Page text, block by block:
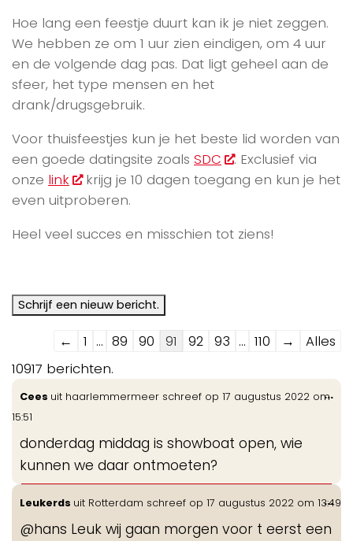
Hoe lang een feestje duurt kan ik je niet zeggen.
We hebben ze om 1 uur zien eindigen, om 4 uur
en de volgende dag pas. Dat ligt geheel aan de
sfeer, het type mensen en het
drank/drugsgebruik.
Voor thuisfeestjes kun je het beste lid worden van
een goede datingsite zoals SDC
. Exclusief via
onze link
krijg je 10 dagen toegang en kun je het
even uitproberen.
Heel veel succes en misschien tot ziens!
Navigatie
door
de
gastenboek-
← 1 ... 89 90 91 92 93 ... 110 →
Alles
10917 berichten.
Cees uit haarlemmermeer schreef op 17 augustus 2022 om
15:51
donderdag middag is showboat open, wie
kunnen we daar ontmoeten?
...
Leukerds uit Rotterdam schreef op 17 augustus 2022 om 13:49
@hans Leuk wij gaan morgen voor t eerst een
...